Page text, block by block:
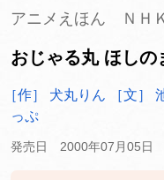
アニメえほん ＮＨＫ
おじゃる丸 ほしの
［作］ 犬丸りん ［文］
っぷ
発売日 2000年07月05日